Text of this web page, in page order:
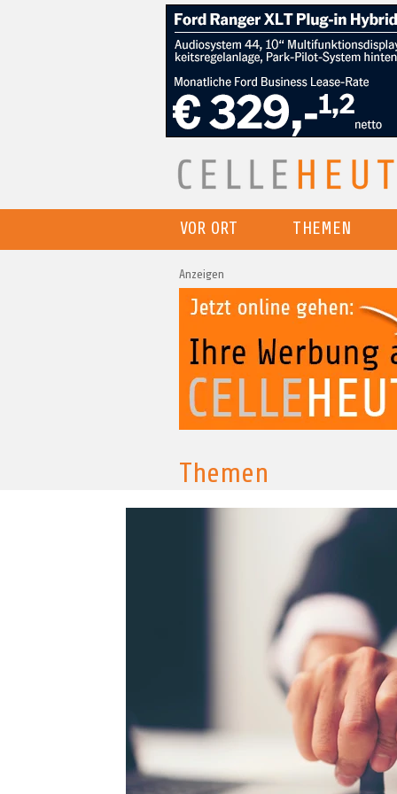
VOR ORT THEMEN
Anzeigen
Themen